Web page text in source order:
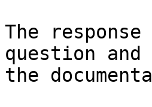
The
question
the